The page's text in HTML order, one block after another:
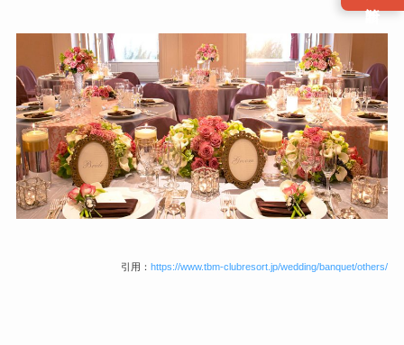
引用： https://www.tbm-clubresort.jp/wedding/banquet/others/